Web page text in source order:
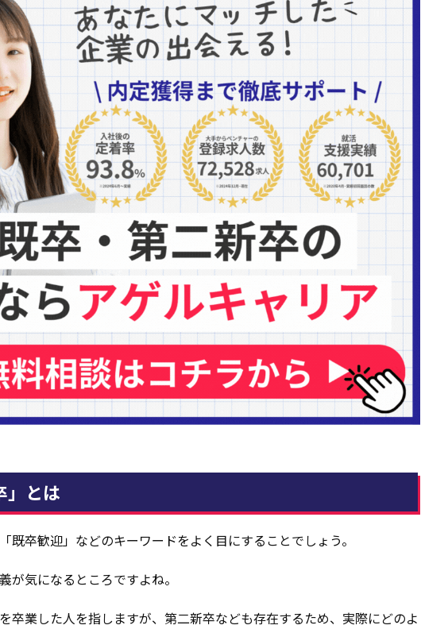
」とは
既卒歓迎」などのキーワードをよく目にすることでしょう。
が気になるところですよね。
卒業した人を指しますが、第二新卒なども存在するため、実際にどのよ